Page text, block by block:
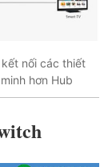
nối các thiết
hơn Hub